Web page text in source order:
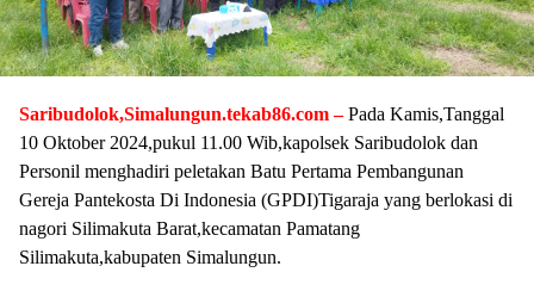
Saribudolok,Simalungun.tekab86.com – Pada Kamis,Tanggal
10 Oktober 2024,pukul 11.00 Wib,kapolsek Saribudolok dan
Personil menghadiri peletakan Batu Pertama Pembangunan
Gereja Pantekosta Di Indonesia (GPDI)Tigaraja yang berlokasi di
nagori Silimakuta Barat,kecamatan Pamatang
Silimakuta,kabupaten Simalungun.